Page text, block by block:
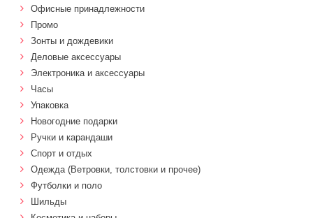
Офисные принадлежности
Промо
Зонты и дождевики
Деловые аксессуары
Электроника и аксессуары
Часы
Упаковка
Новогодние подарки
Ручки и карандаши
Спорт и отдых
Одежда (Ветровки, толстовки и прочее)
Футболки и поло
Шильды